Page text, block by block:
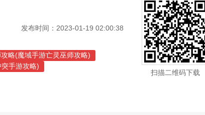
发布时间：2023-01-19 02:00:38
略(魔域手游亡灵巫师攻略)
手游攻略)
冲突入门)
王攻略)
部落冲突新手攻略)
扫描二维码下载